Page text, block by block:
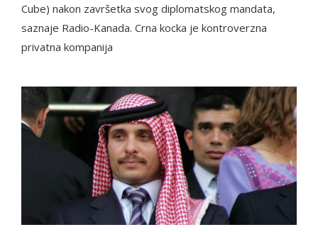
Cube) nakon završetka svog diplomatskog mandata,
saznaje Radio-Kanada. Crna kocka je kontroverzna
privatna kompanija